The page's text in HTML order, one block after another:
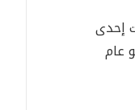
إحدى
وابحث عن شيء آخر يمكنك العمل معه أو فيه. لأن 2024 هو عام